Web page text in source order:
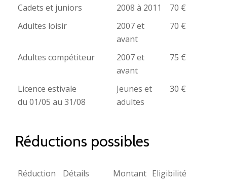
Cadets et juniors 2008 à 2011
70 €
Adultes loisir
2007 et
avant
70 €
Adultes compétiteur
2007 et
avant
75 €
Licence estivale
du 01/05 au 31/08
Jeunes et
adultes
30 €
Réductions possibles
Réduction Détails Montant Eligibilité